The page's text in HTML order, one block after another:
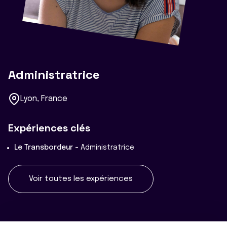
Administratrice
Lyon, France
Expériences clés
Le Transbordeur - Administratrice
Voir toutes les expériences